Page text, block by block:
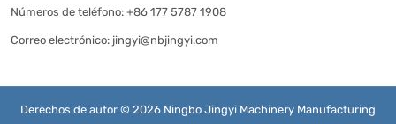
Números de teléfono: +86 177 5787 1908
Correo electrónico: jingyi@nbjingyi.com
Derechos de autor © 2026 Ningbo Jingyi Machinery Manufacturing